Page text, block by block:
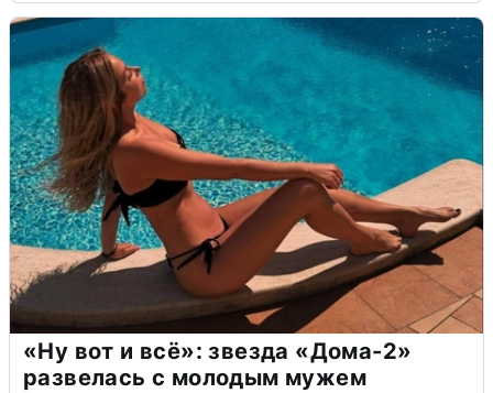
«Ну вот и всё»: звезда «Дома-2»
развелась с молодым мужем